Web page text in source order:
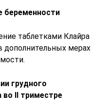
беременности
таблетками Клайра
дополнительных мерах
грудного
во II триместре